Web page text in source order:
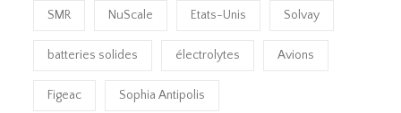
SMR NuScale Etats-Unis Solvay
batteries solides électrolytes Avions
Figeac Sophia Antipolis